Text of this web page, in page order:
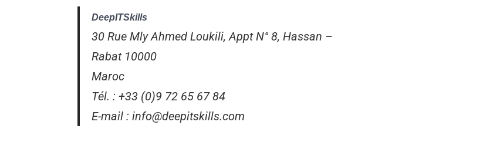
DeepITSkills
30 Rue Mly Ahmed Loukili, Appt N° 8, Hassan –
Rabat 10000
Maroc
Tél. : +33 (0)9 72 65 67 84
E-mail : info@deepitskills.com